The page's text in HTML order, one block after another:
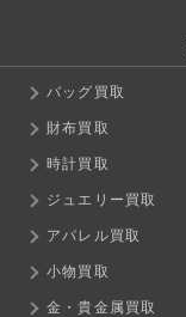
バッグ買取
財布買取
時計買取
ジュエリー買取
アパレル買取
小物買取
金・貴金属買取